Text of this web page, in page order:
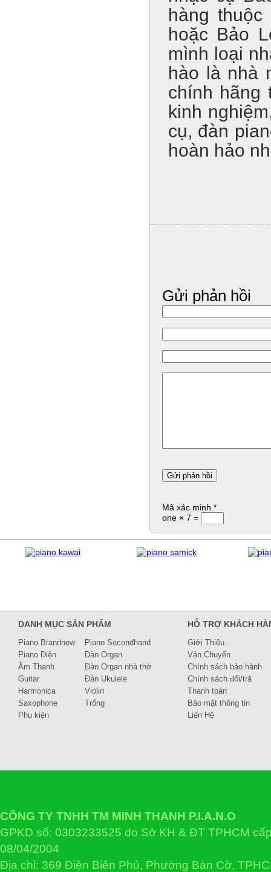
hàng
hoặc Bảo
mình loại
hào là nhà
chính hãng
kinh
cụ, đàn
hoàn hảo
Gửi phản hồi
Mã xác minh *
one × 7 =
DANH MỤC SẢN PHẨM
Piano Brandnew
Piano Secondhand
Piano Điện
Đàn Organ
Âm Thanh
Đàn Organ nhà thờ
Guitar
Đàn Ukulele
Harmonica
Violin
Saxophone
Trống
Phụ kiện
HỖ TRỢ KHÁCH
Giới Thiệu
Vận Chuyển
Chính sách bảo hành
Chính sách đổi/trả
Thanh toán
Bảo mật thông tin
Liên Hệ
CÔNG TY TNHH TM MINH THANH P.I.A.N.O
GPKD số: 0303233525 do Sở KH & ĐT TPHCM
08/04/2004
Địa chỉ: 369 Điện Biên Phủ, Phường Bàn Cờ,